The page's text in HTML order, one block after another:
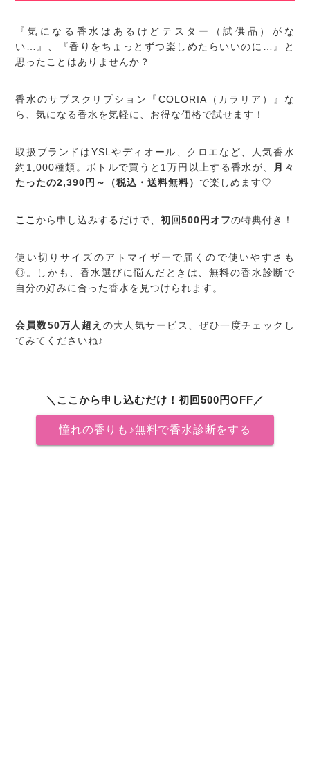
『気になる香水はあるけどテスター（試供品）がな
い…』、『香りをちょっとずつ楽しめたらいいのに…』と
思ったことはありませんか？
香水のサブスクリプション『COLORIA（カラリア）』な
ら、気になる香水を気軽に、お得な価格で試せます！
取扱ブランドはYSLやディオール、クロエなど、人気香水
約1,000種類。ボトルで買うと1万円以上する香水が、
月々
たったの2,390円～（税込・送料無料） で楽しめます♡
ここから申し込みするだけで、初回500円オフの特典付き！
使い切りサイズのアトマイザーで届くので使いやすさも
◎。しかも、香水選びに悩んだときは、無料の香水診断で
自分の好みに合った香水を見つけられます。
会員数50万人超え の大人気サービス、ぜひ一度チェックし
てみてくださいね♪
＼ここから申し込むだけ！初回500円OFF／
憧れの香りも♪無料で香水診断をする